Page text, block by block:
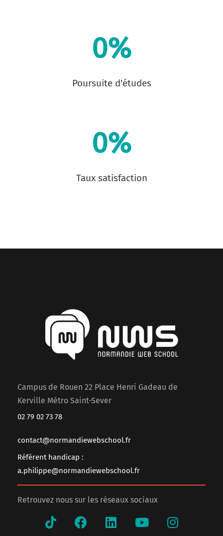
0%
Poursuite d'études
0%
Taux satisfaction
Campus de Rouen 22 Place Henri Gadeau de
Kerville Métro Saint-Sever
02 79 02 73 78
contact@normandiewebschool.fr
Référent handicap :
a.philippe@normandiewebschool.fr
Retrouvez nous sur les réseaux sociaux